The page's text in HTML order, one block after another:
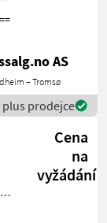
AS
– Tromsø
plus prodejce
Cena
na
vyžádání